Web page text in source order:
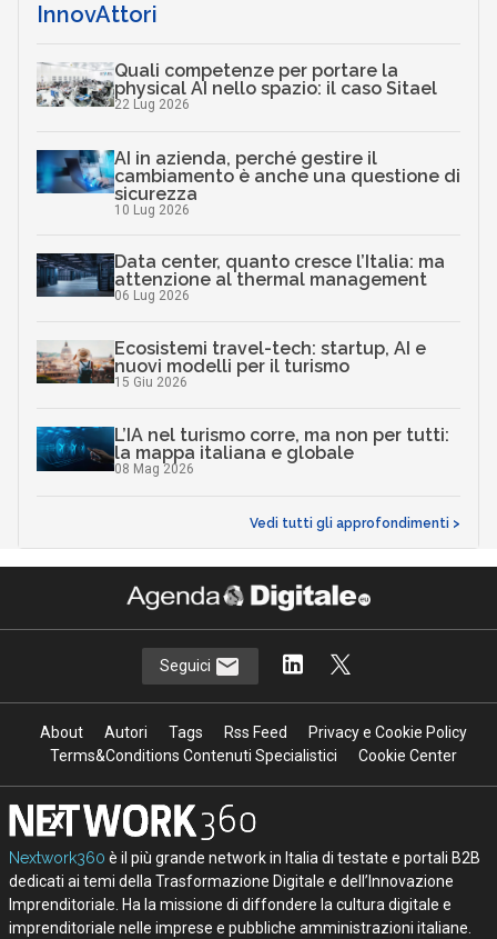
InnovAttori
Quali competenze per portare la
physical AI nello spazio: il caso Sitael
22 Lug 2026
AI in azienda, perché gestire il
cambiamento è anche una questione di
sicurezza
10 Lug 2026
Data center, quanto cresce l’Italia: ma
attenzione al thermal management
06 Lug 2026
Ecosistemi travel-tech: startup, AI e
nuovi modelli per il turismo
15 Giu 2026
L’IA nel turismo corre, ma non per tutti:
la mappa italiana e globale
08 Mag 2026
Vedi tutti gli approfondimenti >
Seguici
About Autori Tags Rss Feed
Privacy e Cookie Policy
Terms&Conditions Contenuti Specialistici
Cookie Center
Nextwork360 è il più grande network in Italia di testate e portali B2B
dedicati ai temi della Trasformazione Digitale e dell’Innovazione
Imprenditoriale. Ha la missione di diffondere la cultura digitale e
imprenditoriale nelle imprese e pubbliche amministrazioni italiane.